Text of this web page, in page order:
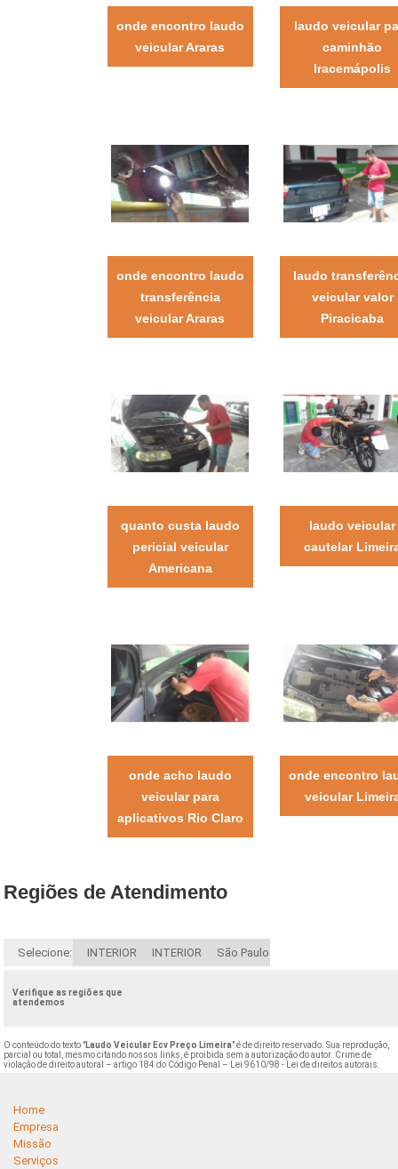
onde encontro laudo
veicular Araras
laudo veicular
caminhão
Iracemápolis
onde encontro laudo
transferência
veicular Araras
laudo
veicular valor
Piracicaba
quanto custa laudo
pericial veicular
Americana
laudo veicular
cautelar
onde acho laudo
veicular para
aplicativos Rio Claro
onde encontro
veicular
Regiões de Atendimento
Selecione: INTERIOR INTERIOR São Paulo
Verifique as regiões que
atendemos
O conteúdo do texto "Laudo Veicular Ecv Preço Limeira" é de direito reservado. Sua reprodução,
parcial ou total, mesmo citando nossos links, é proibida sem a autorização do autor. Crime de
violação de direito autoral – artigo 184 do Código Penal –
Lei 9610/98 - Lei de direitos autorais
Home
Empresa
Missão
Serviços